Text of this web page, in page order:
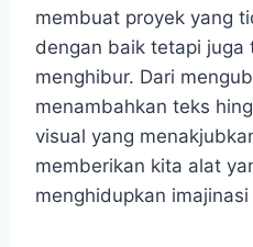
membuat proyek yang
dengan baik tetapi juga
menghibur. Dari
menambahkan teks
visual yang
memberikan kita alat
menghidupkan imajinasi